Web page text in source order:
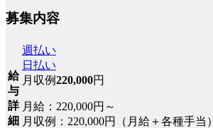
募集内容
給
与
詳
細
週払い
日払い
月収例220,000円
月給：220,000円～
月収例：220,000円（月給＋各種手当）